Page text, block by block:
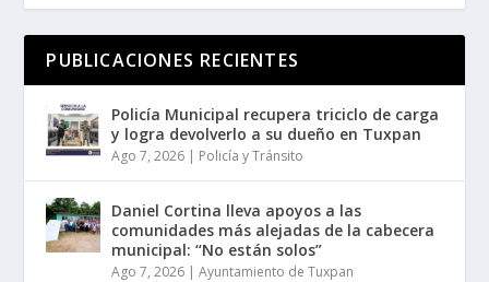
PUBLICACIONES RECIENTES
Policía Municipal recupera triciclo de carga
y logra devolverlo a su dueño en Tuxpan
Ago 7, 2026 | Policía y Tránsito
Daniel Cortina lleva apoyos a las
comunidades más alejadas de la cabecera
municipal: “No están solos”
Ago 7, 2026 |Ayuntamiento de Tuxpan